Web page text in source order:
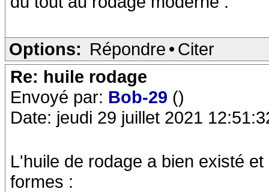
Options: Répondre • Citer
Re: huile rodage
Envoyé par: Bob-29 ()
Date: jeudi 29 juillet 2021
L'huile de rodage a bien existé
formes :